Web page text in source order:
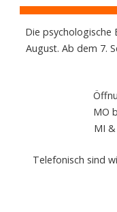
Die psychologische
August. Ab dem 7.
MO
MI
Telefonisch sind